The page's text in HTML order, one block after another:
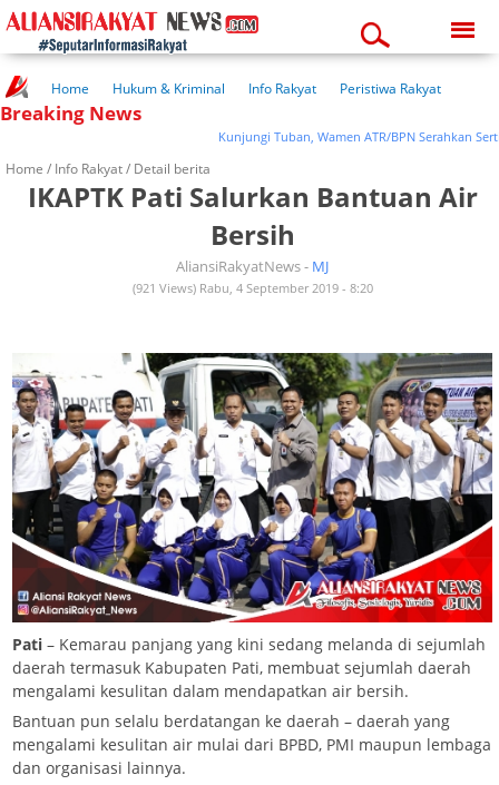
06:01:41 am
Home Hukum & Kriminal Info Rakyat
Peristiwa Rakyat
Kuliner Rakyat
Wisata Rakyat
Breaking News
Kunjungi Tuban, Wamen ATR/BPN Serahkan
Home / Info Rakyat/ Detail berita
IKAPTK Pati Salurkan Bantuan Air
Bersih
AliansiRakyatNews - MJ
(921 Views) Rabu, 4 September 2019 - 8:20
Pati – Kemarau panjang yang kini sedang melanda di sejumlah
daerah termasuk Kabupaten Pati, membuat sejumlah daerah
mengalami kesulitan dalam mendapatkan air bersih.
Bantuan pun selalu berdatangan ke daerah – daerah yang
mengalami kesulitan air mulai dari BPBD, PMI maupun lembaga
dan organisasi lainnya.